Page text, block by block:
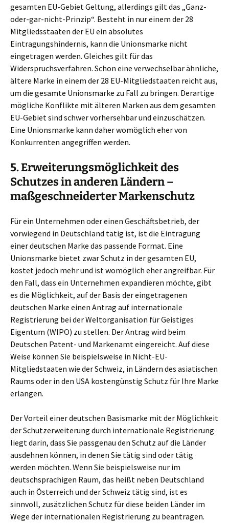
gesamten EU-Gebiet Geltung, allerdings gilt das „Ganz-
oder-gar-nicht-Prinzip“. Besteht in nur einem der 28
Mitgliedsstaaten der EU ein absolutes
Eintragungshindernis, kann die Unionsmarke nicht
eingetragen werden. Gleiches gilt für das
Widerspruchsverfahren. Schon eine verwechselbar ähnliche,
ältere Marke in einem der 28 EU-Mitgliedstaaten reicht aus,
um die gesamte Unionsmarke zu Fall zu bringen. Derartige
mögliche Konflikte mit älteren Marken aus dem gesamten
EU-Gebiet sind schwer vorhersehbar und einzuschätzen.
Eine Unionsmarke kann daher womöglich eher von
Konkurrenten angegriffen werden.
5. Erweiterungsmöglichkeit des
Schutzes in anderen Ländern –
maßgeschneiderter Markenschutz
Für ein Unternehmen oder einen Geschäftsbetrieb, der
vorwiegend in Deutschland tätig ist, ist die Eintragung
einer deutschen Marke das passende Format. Eine
Unionsmarke bietet zwar Schutz in der gesamten EU,
kostet jedoch mehr und ist womöglich eher angreifbar. Für
den Fall, dass ein Unternehmen expandieren möchte, gibt
es die Möglichkeit, auf der Basis der eingetragenen
deutschen Marke einen Antrag auf internationale
Registrierung bei der Weltorganisation für Geistiges
Eigentum (WIPO) zu stellen. Der Antrag wird beim
Deutschen Patent- und Markenamt eingereicht. Auf diese
Weise können Sie beispielsweise in Nicht-EU-
Mitgliedstaaten wie der Schweiz, in Ländern des asiatischen
Raums oder in den USA kostengünstig Schutz für Ihre Marke
erlangen.
Der Vorteil einer deutschen Basismarke mit der Möglichkeit
der Schutzerweiterung durch internationale Registrierung
liegt darin, dass Sie passgenau den Schutz auf die Länder
ausdehnen können, in denen Sie tätig sind oder tätig
werden möchten. Wenn Sie beispielsweise nur im
deutschsprachigen Raum, das heißt neben Deutschland
auch in Österreich und der Schweiz tätig sind, ist es
sinnvoll, zusätzlichen Schutz für diese beiden Länder im
Wege der internationalen Registrierung zu beantragen.